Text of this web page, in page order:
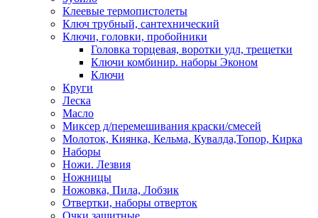
Клеевые термопистолеты
Ключ трубный, сантехнический
Ключи, головки, пробойники
Головка торцевая, воротки удл, трещетки
Ключи комбинир. наборы Эконом
Ключи
Круги
Леска
Масло
Миксер д/перемешивания краски/смесей
Молоток, Киянка, Кельма, Кувалда,Топор, Кирка
Наборы
Ножи. Лезвия
Ножницы
Ножовка, Пила, Лобзик
Отвертки, наборы отверток
Очки защитные